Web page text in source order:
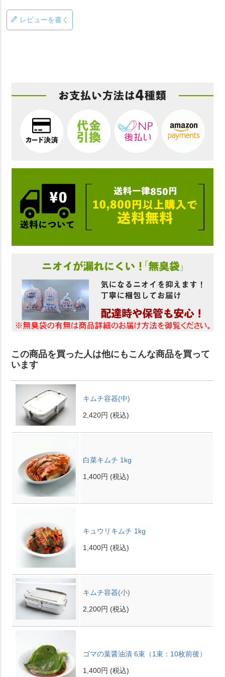
レビューを書く
この商品を買った人は他にもこんな商品を買って
います
キムチ容器(中)
2,420円 (税込)
白菜キムチ 1kg
1,400円 (税込)
キュウリキムチ 1kg
1,400円 (税込)
キムチ容器(小)
2,200円 (税込)
ゴマの葉醤油漬 6束（1束：10枚前後）
1,400円 (税込)